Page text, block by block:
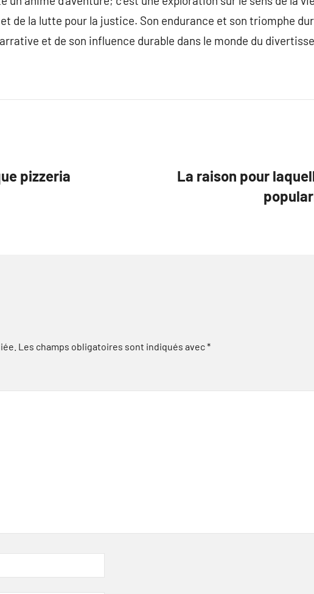
de la lutte pour la justice. Son endurance et son triomphe
et de son influence durable dans le monde du
pizzeria
La raison pour
Les champs obligatoires sont indiqués avec*